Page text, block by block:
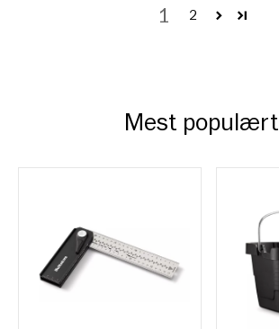
1 2
Mest populært